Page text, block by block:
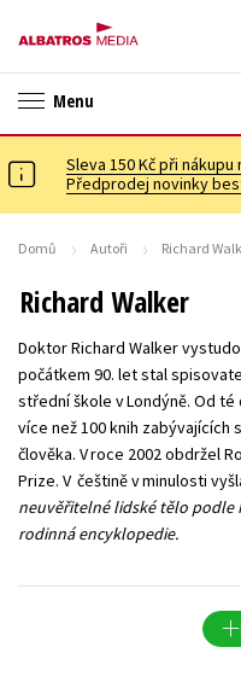
Menu
✉️ DÁRKOVÉ POUKAZY
Dárkové publikace
Esoterika a duchovní svět
Kuchařky
New Adult
Populárně - naučná pro
Předškoláci
Společnost, politika
Umění a kultura
Sleva 150 Kč při nákupu
Předprodej novinky
Domů Autoři Richard
Richard Walker
Doktor Richard Walker
počátkem 90. let stal
střední škole v Londýně. Od
více než 100 knih
člověka. V roce 2002 obdržel
Prize. V češtině v minulosti
neuvěřitelné lidské tělo podle
rodinná encyklopedie.